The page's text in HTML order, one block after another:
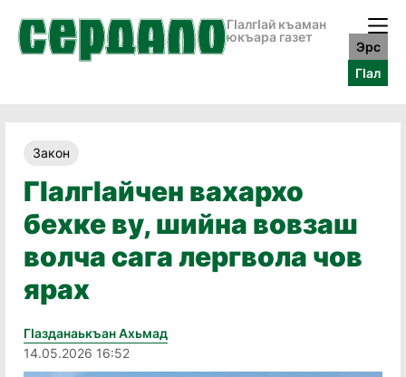
ГӀалгӀай къаман
юкъара газет
Эрс
ГӀал
Закон
Гӏалгӏайчен вахархо
бехке ву, шийна вовзаш
волча сага лергвола чов
ярах
Гӏазданаькъан Ахьмад
14.05.2026 16:52